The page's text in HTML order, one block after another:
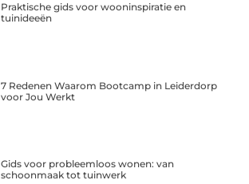
Praktische gids voor wooninspiratie en
tuinideeën
7 Redenen Waarom Bootcamp in Leiderdorp
voor Jou Werkt
Gids voor probleemloos wonen: van
schoonmaak tot tuinwerk